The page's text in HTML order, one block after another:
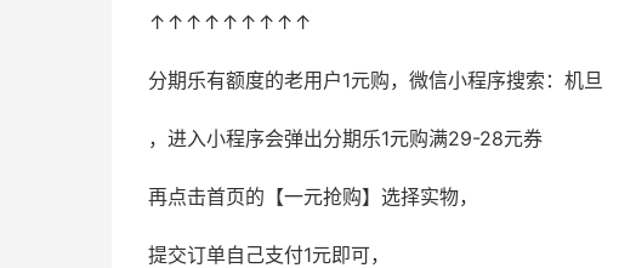
↑↑↑↑↑↑↑↑↑
分期乐有额度的老用户1元购，微信小程序搜索：机旦
，进入小程序会弹出分期乐1元购满29-28元券
再点击首页的【一元抢购】选择实物，
提交订单自己支付1元即可，